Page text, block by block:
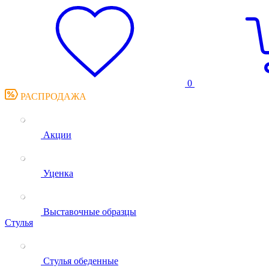
0
РАСПРОДАЖА
Акции
Уценка
Выставочные образцы
Стулья
Стулья обеденные